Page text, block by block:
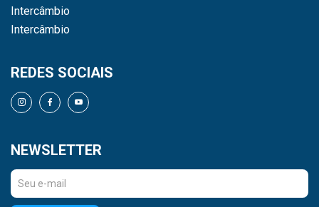
Intercâmbio
Intercâmbio
REDES SOCIAIS
NEWSLETTER